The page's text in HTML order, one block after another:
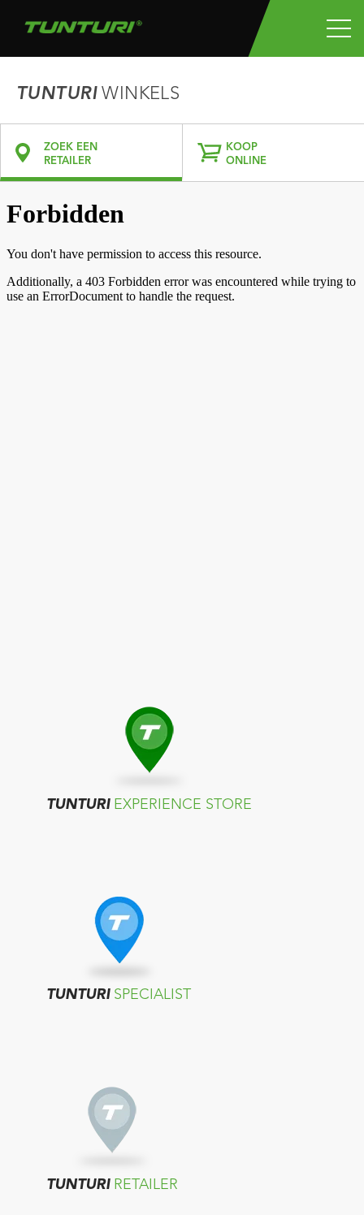
TUNTURIWINKELS
ZOEK EEN
RETAILER
KOOP
ONLINE
TUNTURI EXPERIENCE STORE
TUNTURISPECIALIST
TUNTURIRETAILER